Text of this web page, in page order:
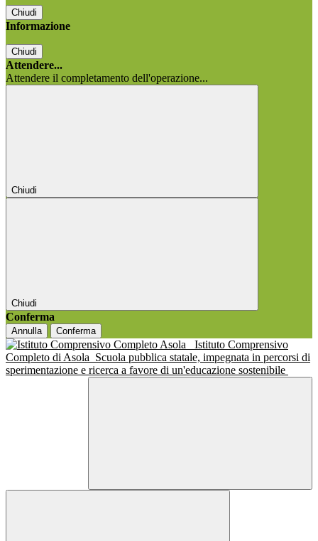
Chiudi
Informazione
Chiudi
Attendere...
Attendere il completamento dell'operazione...
Chiudi
Chiudi
Conferma
Annulla Conferma
Istituto Comprensivo
Completo di Asola Scuola pubblica statale, impegnata in percorsi di
sperimentazione e ricerca a favore di un'educazione sostenibile